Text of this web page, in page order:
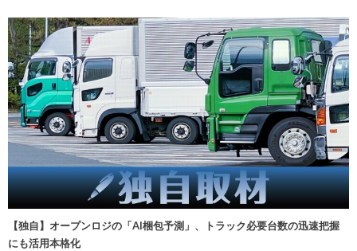
【独自】オープンロジの「AI梱包予測」、トラック必要台数の迅速把握
にも活用本格化